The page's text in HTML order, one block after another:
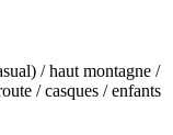
/ haut montagne /
/ casques / enfants